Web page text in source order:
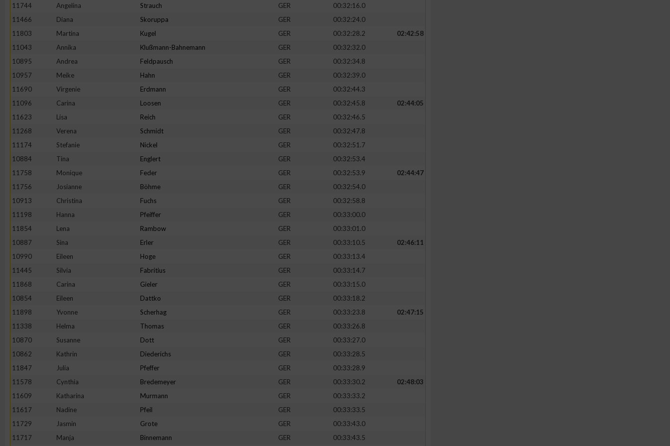
11744
Angelina Strauch GER
00:32:16.0
11466
Diana Skoruppa GER
00:32:24.0
11803
Martina Kugel GER 00:32:28.2
02:42:58
11043
Annika Klußmann-Bahnemann GER
00:32:32.0
10895
Andrea Feldpausch GER
00:32:34.8
10957
Meike Hahn GER
00:32:39.0
11690
Virgenie Erdmann GER
00:32:44.3
11096
Carina Loosen GER 00:32:45.8
02:44:05
11623
Lisa Reich GER
00:32:46.5
11268
Verena Schmidt GER
00:32:47.8
11174
Stefanie Nickel GER
00:32:51.7
10884
Tina Englert GER
00:32:53.4
11758
Monique Feder GER 00:32:53.9
02:44:47
11756
Josianne Böhme GER
00:32:54.0
10913
Christina Fuchs GER
00:32:58.8
11198
Hanna Pfeiffer GER
00:33:00.0
11854
Lena Rambow GER
00:33:01.0
10887
Sina Erler GER 00:33:10.5
02:46:11
10990
Eileen Hoge GER
00:33:13.4
11445
Silvia Fabritius GER
00:33:14.7
11868
Carina Gieler GER
00:33:15.0
10854
Eileen Dattko GER
00:33:18.2
11898
Yvonne Scherhag GER 00:33:23.8
02:47:15
11338
Helma Thomas GER
00:33:26.8
10870
Susanne Dott GER
00:33:27.0
10862
Kathrin Diederichs GER
00:33:28.5
11847
Julia Pfeffer GER
00:33:28.9
11578
Cynthia Bredemeyer GER 00:33:30.2
02:48:03
11609
Katharina Murmann GER
00:33:33.2
11617
Nadine Pfeil GER
00:33:33.5
11729
Jasmin Grote GER
00:33:43.0
11717
Manja Binnemann GER 00:33:43.5
Erstellung von Profilen zur Personalisierung von Inhalten
Verwendung von Profilen zur Auswahl personalisierter Inhalte
verschiedenen Quellen
Entwicklung und Verbesserung der Angebote
Verwendung reduzierter Daten zur Auswahl von Inhalten
IAB-Besonderheiten:
Verwendung genauer Standortdaten
Nicht-IAB-Verarbeitungszwecke:
Performance
Funktional
Werbung